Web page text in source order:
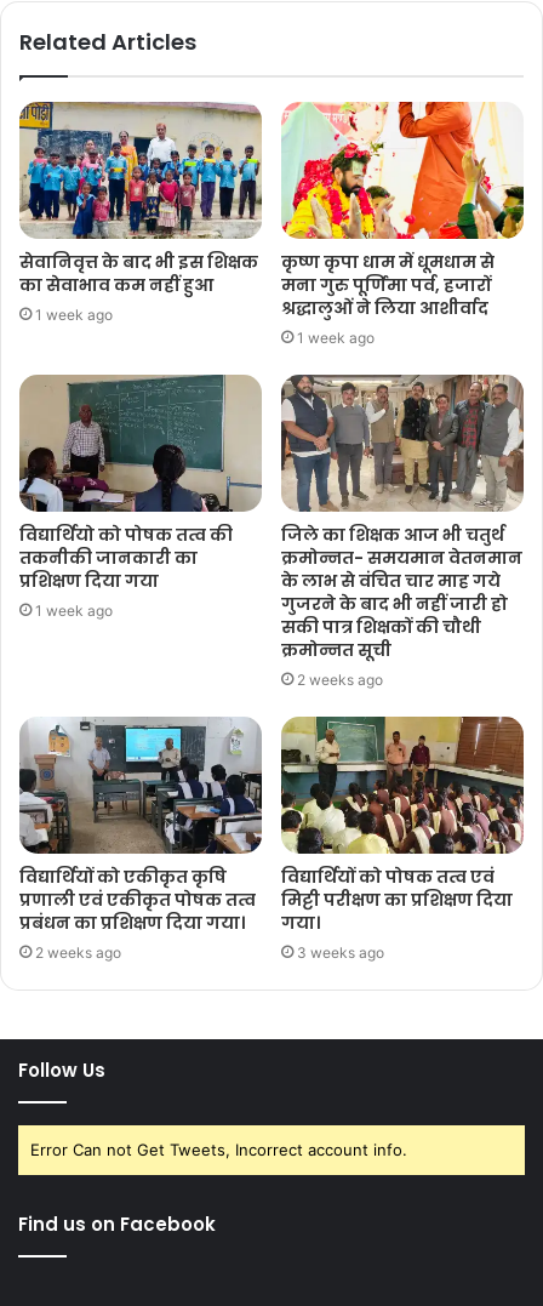
Related Articles
सेवानिवृत्त के बाद भी इस शिक्षक
का सेवाभाव कम नहीं हुआ
1 week ago
कृष्ण कृपा धाम में धूमधाम से
मना गुरु पूर्णिमा पर्व, हजारों
श्रद्धालुओं ने लिया आशीर्वाद
1 week ago
विद्यार्थियो को पोषक तत्व की
तकनीकी जानकारी का
प्रशिक्षण दिया गया
1 week ago
जिले का शिक्षक आज भी चतुर्थ
क्रमोन्नत- समयमान वेतनमान
के लाभ से वंचित चार माह गये
गुजरने के बाद भी नहीं जारी हो
सकी पात्र शिक्षकों की चौथी
क्रमोन्नत सूची
2 weeks ago
विद्यार्थियों को एकीकृत कृषि
प्रणाली एवं एकीकृत पोषक तत्व
प्रबंधन का प्रशिक्षण दिया गया।
2 weeks ago
विद्यार्थियों को पोषक तत्व एवं
मिट्टी परीक्षण का प्रशिक्षण दिया
गया।
3 weeks ago
Follow Us
Error Can not Get Tweets, Incorrect account info.
Find us on Facebook